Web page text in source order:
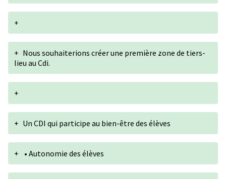
+
+ Nous souhaiterions créer une première zone de tiers-
lieu au Cdi.
+
+ Un CDI qui participe au bien-être des élèves
+ • Autonomie des élèves